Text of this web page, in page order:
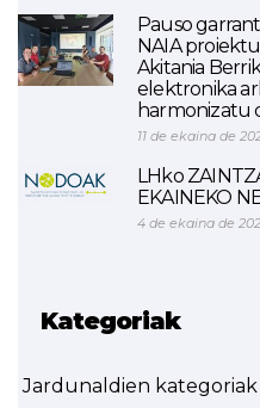
Pauso
NAIA
Akitania
elektronika
harmonizatu
11 de ekaina de
LHko
EKAINEKO
4 de ekaina de
Kategoriak
Jardunaldien kategoriak